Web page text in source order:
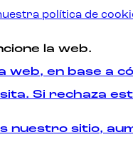
política de
la web.
en base a
Si rechaza
sitio,